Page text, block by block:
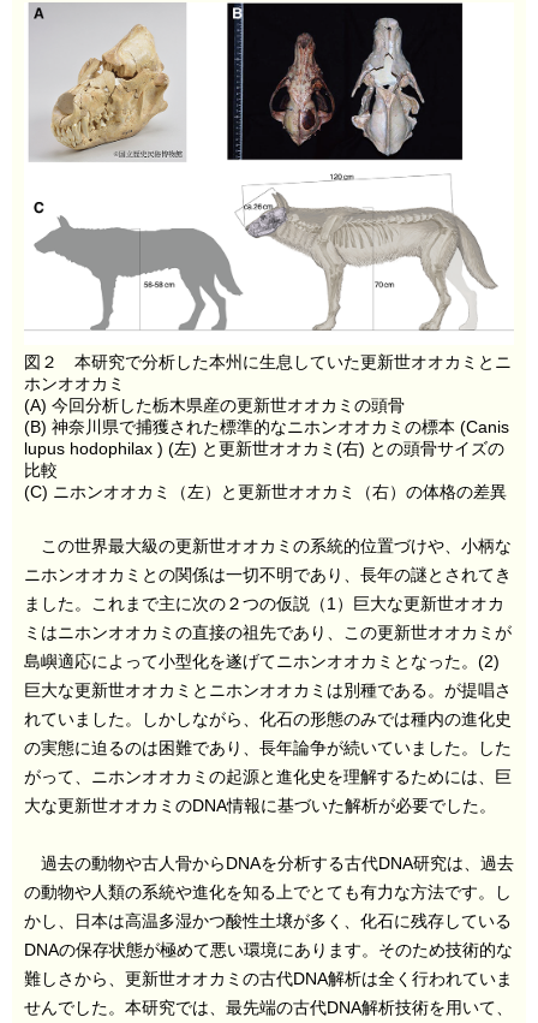
図２ 本研究で分析した本州に生息していた更新世オオカミとニ
ホンオオカミ
(A) 今回分析した栃木県産の更新世オオカミの頭骨
(B) 神奈川県で捕獲された標準的なニホンオオカミの標本 (Canis
lupus hodophilax ) (左) と更新世オオカミ(右) との頭骨サイズの
比較
(C) ニホンオオカミ（左）と更新世オオカミ（右）の体格の差異
この世界最大級の更新世オオカミの系統的位置づけや、小柄な
ニホンオオカミとの関係は一切不明であり、長年の謎とされてき
ました。これまで主に次の２つの仮説（1）巨大な更新世オオカ
ミはニホンオオカミの直接の祖先であり、この更新世オオカミが
島嶼適応によって小型化を遂げてニホンオオカミとなった。(2)
巨大な更新世オオカミとニホンオオカミは別種である。が提唱さ
れていました。しかしながら、化石の形態のみでは種内の進化史
の実態に迫るのは困難であり、長年論争が続いていました。した
がって、ニホンオオカミの起源と進化史を理解するためには、巨
大な更新世オオカミのDNA情報に基づいた解析が必要でした。
過去の動物や古人骨からDNAを分析する古代DNA研究は、過去
の動物や人類の系統や進化を知る上でとても有力な方法です。し
かし、日本は高温多湿かつ酸性土壌が多く、化石に残存している
DNAの保存状態が極めて悪い環境にあります。そのため技術的な
難しさから、更新世オオカミの古代DNA解析は全く行われていま
せんでした。本研究では、最先端の古代DNA解析技術を用いて、